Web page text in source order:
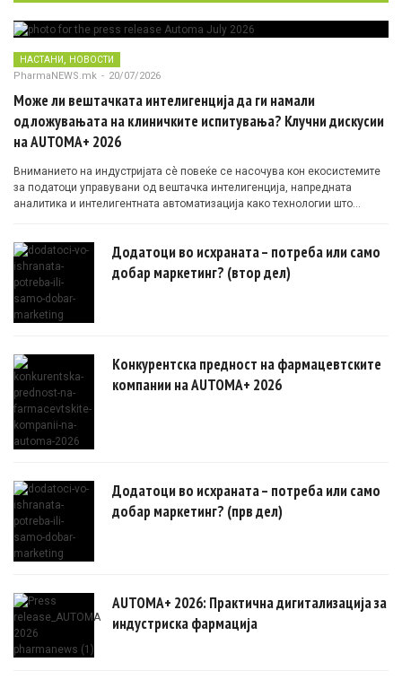
НАСТАНИ НОВОСТИ
PharmaNEWS.mk - 20/07/2026
Може ли вештачката интелигенција да ги намали
одложувањата на клиничките испитувања? Клучни дискусии
на AUTOMA+ 2026
Вниманието на индустријата сè повеќе се насочува кон екосистемите
за податоци управувани од вештачка интелигенција, напредната
аналитика и интелигентната автоматизација како технологии што
Додатоци во исхраната – потреба или само
добар маркетинг? (втор дел)
Конкурентска предност на фармацевтските
компании на AUTOMA+ 2026
Додатоци во исхраната – потреба или само
добар маркетинг? (прв дел)
AUTOMA+ 2026: Практична дигитализација за
индустриска фармација